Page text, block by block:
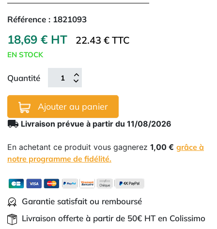
Référence : 1821093
18,69 € HT 22.43 € TTC
EN STOCK
Quantité
Ajouter au panier
local_shipping Livraison prévue à partir du 11/08/2026
En achetant ce produit vous gagnerez 1,00 € grâce à
notre programme de fidélité.
Garantie satisfait ou remboursé
Livraison offerte à partir de 50€ HT en Colissimo